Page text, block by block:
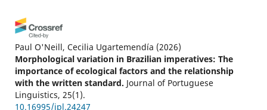
Paul O'Neill, Cecilia Ugartemendía (2026)
Morphological variation in Brazilian imperatives: The
importance of ecological factors and the relationship
with the written standard. Journal of Portuguese
Linguistics, 25(1).
10.16995/jpl.24247